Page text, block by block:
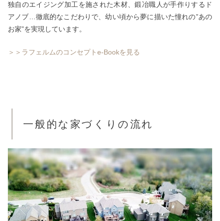
独自のエイジング加工を施された木材、鍛冶職人が手作りするド
アノブ…徹底的なこだわりで、幼い頃から夢に描いた憧れの”あの
お家”を実現しています。
＞＞ラフェルムのコンセプトe-Bookを見る
一般的な家づくりの流れ